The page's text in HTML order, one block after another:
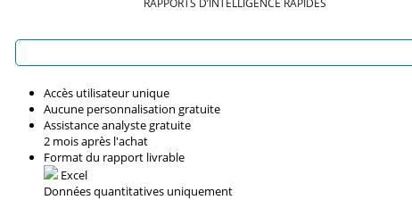
Accès utilisateur unique
Aucune personnalisation gratuite
Assistance analyste gratuite
2 mois après l'achat
Format du rapport livrable
Excel
Données quantitatives uniquement